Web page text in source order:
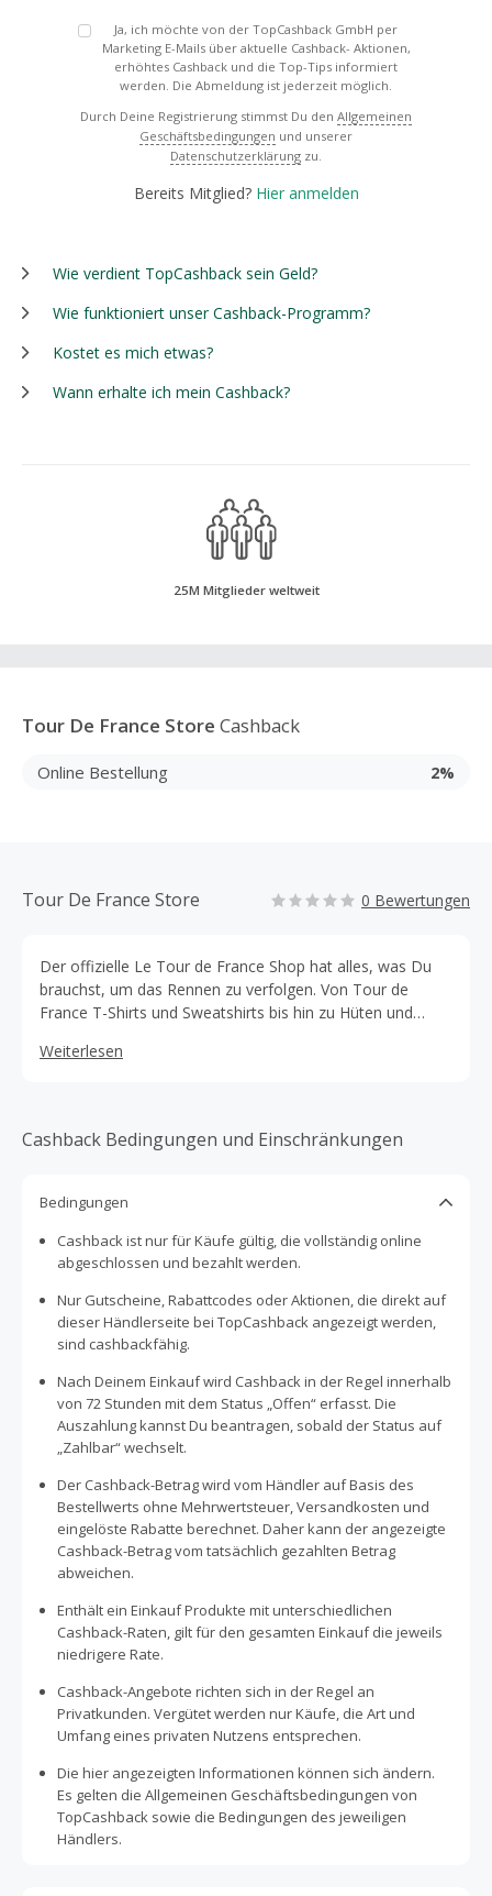
Ja, ich möchte von der TopCashback GmbH per
Marketing E-Mails über aktuelle Cashback- Aktionen,
erhöhtes Cashback und die Top-Tips informiert
werden. Die Abmeldung ist jederzeit möglich.
Durch Deine Registrierung stimmst Du den Allgemeinen
Geschäftsbedingungen und unserer
Datenschutzerklärung zu.
Bereits Mitglied? Hier anmelden
Wie verdient TopCashback sein Geld?
Wie funktioniert unser Cashback-Programm?
Kostet es mich etwas?
Wann erhalte ich mein Cashback?
25M Mitglieder weltweit
Tour De France Store Cashback
Online Bestellung 2%
Tour De France Store 0 Bewertungen
Der offizielle Le Tour de France Shop hat alles, was Du
brauchst, um das Rennen zu verfolgen. Von Tour de
France T-Shirts und Sweatshirts bis hin zu Hüten und
Bekleidung eine Vielzahl von Optionen für Männer, Frauen
Weiterlesen
Cashback Bedingungen und Einschränkungen
Bedingungen
Cashback ist nur für Käufe gültig, die vollständig online
abgeschlossen und bezahlt werden.
Nur Gutscheine, Rabattcodes oder Aktionen, die direkt auf
dieser Händlerseite bei TopCashback angezeigt werden,
sind cashbackfähig.
Nach Deinem Einkauf wird Cashback in der Regel innerhalb
von 72 Stunden mit dem Status „Offen“ erfasst. Die
Auszahlung kannst Du beantragen, sobald der Status auf
„Zahlbar“ wechselt.
Der Cashback-Betrag wird vom Händler auf Basis des
Bestellwerts ohne Mehrwertsteuer, Versandkosten und
eingelöste Rabatte berechnet. Daher kann der angezeigte
Cashback-Betrag vom tatsächlich gezahlten Betrag
abweichen.
Enthält ein Einkauf Produkte mit unterschiedlichen
Cashback-Raten, gilt für den gesamten Einkauf die jeweils
niedrigere Rate.
Cashback-Angebote richten sich in der Regel an
Privatkunden. Vergütet werden nur Käufe, die Art und
Umfang eines privaten Nutzens entsprechen.
Die hier angezeigten Informationen können sich ändern.
Es gelten die Allgemeinen Geschäftsbedingungen von
TopCashback sowie die Bedingungen des jeweiligen
Händlers.